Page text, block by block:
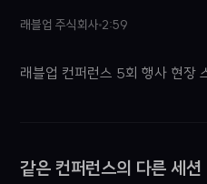
래블업 주식회사 2:59
래블업 컨퍼런스 5회 행사 현장
같은 컨퍼런스의 다른 세션